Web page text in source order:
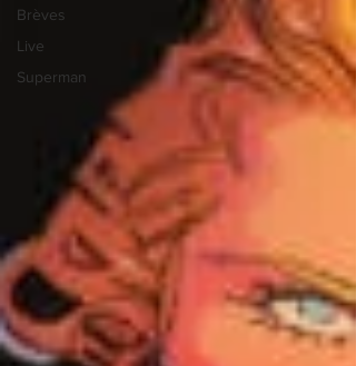
Brèves
Live
Superman